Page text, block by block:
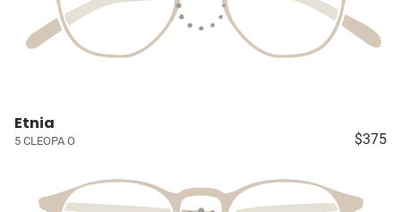
Etnia
5 CLEOPA O $375